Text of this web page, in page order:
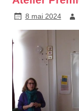
8 mai 2024